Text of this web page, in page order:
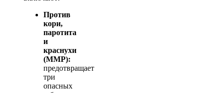
Против
кори,
паротита
и
краснухи
(ММР):
предотвращает
три
опасных